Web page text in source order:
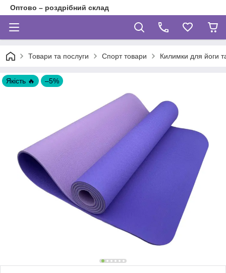
Оптово – роздрібний склад
Товари та послуги Спорт товари Килимки для йоги
Якість 🔥 –5%